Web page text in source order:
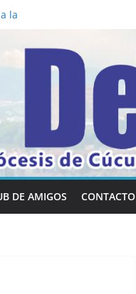
la
el
DE AMIGOS CONTACTO